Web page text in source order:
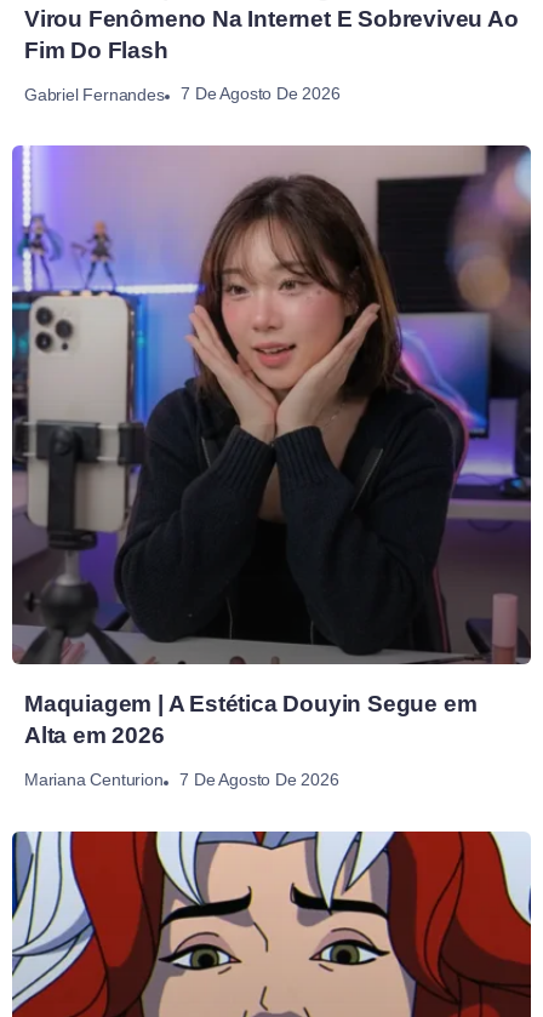
Virou Fenômeno Na Internet E Sobreviveu Ao
Fim Do Flash
Gabriel Fernandes 7 De Agosto De 2026
Maquiagem | A Estética Douyin Segue em
Alta em 2026
Mariana Centurion 7 De Agosto De 2026